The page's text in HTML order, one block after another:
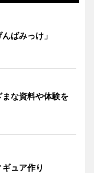
ばみっけ」
な資料や体験を
ュア作り